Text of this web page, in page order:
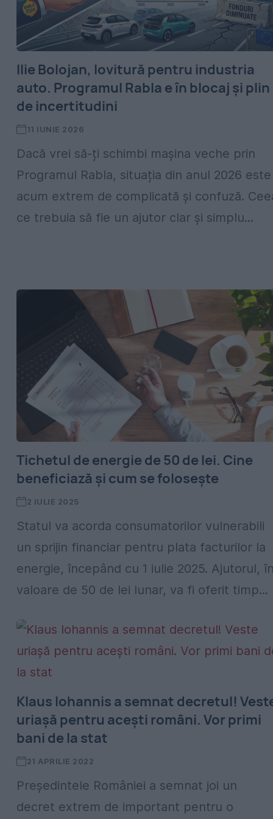
Ilie Bolojan, lovitură pentru industria
auto. Programul Rabla e în blocaj și plin
de incertitudini
11 IUNIE 2026
Dacă vrei să-ți schimbi mașina veche prin
Programul Rabla, situația din anul 2026 este
acum extrem de complicată și confuză.
ce trebuia să fie un ajutor clar și simplu...
Tichetul de energie de 50 de lei. Cine
beneficiază și cum se folosește
2 IULIE 2025
Statul va acorda consumatorilor vulnerabili
un sprijin financiar pentru plata facturilor la
energie, începând cu 1 iulie 2025. Ajutorul, în
valoare de 50 de lei lunar, va fi oferit timp...
Klaus Iohannis a semnat decretul!
uriaşă pentru aceşti români. Vor primi
bani de la stat
21 APRILIE 2022
Președintele României a semnat joi un
decret extrem de important pentru o